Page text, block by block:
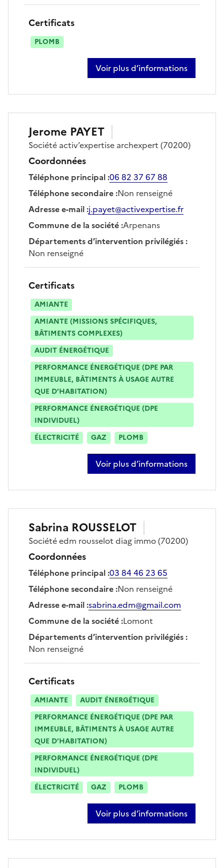
Certificats
PLOMB
Voir plus d’informations
sur vincent guedot
Jerome PAYET
Société activ’expertise archexpert (70200)
Coordonnées
Téléphone principal:06 82 37 67 88
Téléphone secondaire:Non renseigné
Adresse e-mail:j.payet@activexpertise.fr
Commune de la société:Arpenans
Départements d’intervention privilégiés:
Non renseigné
Certificats
AMIANTE
AMIANTE (MISSIONS SPÉCIFIQUES,
BÂTIMENTS COMPLEXES)
AUDIT ÉNERGÉTIQUE
PERFORMANCE ÉNERGÉTIQUE (DPE PAR
IMMEUBLE, BÂTIMENTS À USAGE AUTRE
QUE D’HABITATION)
PERFORMANCE ÉNERGÉTIQUE (DPE
INDIVIDUEL)
ÉLECTRICITÉ
GAZ PLOMB
Voir plus d’informations
sur jerome payet
Sabrina ROUSSELOT
Sociétéedm rousselot diag immo(70200)
Coordonnées
Téléphone principal:03 84 46 23 65
Téléphone secondaire:Non renseigné
Adresse e-mail:sabrina.edm@gmail.com
Commune de la société:Lomont
Départements d’intervention privilégiés:
Non renseigné
Certificats
AMIANTE
AUDIT ÉNERGÉTIQUE
PERFORMANCE ÉNERGÉTIQUE (DPE PAR
IMMEUBLE, BÂTIMENTS À USAGE AUTRE
QUE D’HABITATION)
PERFORMANCE ÉNERGÉTIQUE (DPE
INDIVIDUEL)
ÉLECTRICITÉ
GAZ PLOMB
Voir plus d’informations
sur sabrina rousselot